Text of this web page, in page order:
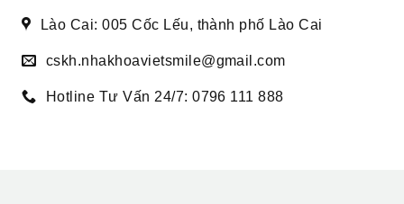
Lào Cai: 005 Cốc Lếu, thành phố Lào Cai
cskh.nhakhoavietsmile@gmail.com
Hotline Tư Vấn 24/7: 0796 111 888